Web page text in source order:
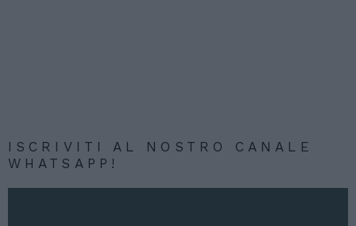
ISCRIVITI AL NOSTRO CANALE
WHATSAPP!